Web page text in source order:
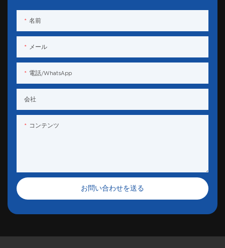
名前
メール
電話/WhatsApp
会社
コンテンツ
お問い合わせを送る